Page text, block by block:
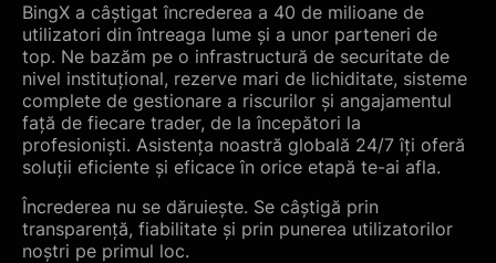
BingX a câștigat încrederea a 40 de milioane de
utilizatori din întreaga lume și a unor parteneri de
top. Ne bazăm pe o infrastructură de securitate de
nivel instituțional, rezerve mari de lichiditate, sisteme
complete de gestionare a riscurilor și angajamentul
față de fiecare trader, de la începători la
profesioniști. Asistența noastră globală 24/7 îți oferă
soluții eficiente și eficace în orice etapă te-ai afla.
Încrederea nu se dăruiește. Se câștigă prin
transparență, fiabilitate și prin punerea utilizatorilor
noștri pe primul loc.